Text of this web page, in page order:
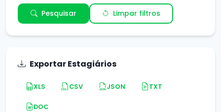
Pesquisar Limpar filtros
Exportar Estagiários
XLS CSV JSON TXT
DOC